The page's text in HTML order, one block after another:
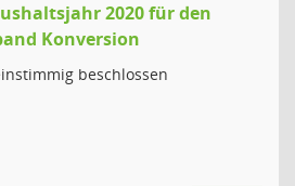
2020 für den
Konversion
beschlossen